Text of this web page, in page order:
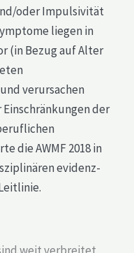
oder Impulsivität
liegen in
(in Bezug auf Alter
verursachen
der
die AWMF 2018 in
evidenz-